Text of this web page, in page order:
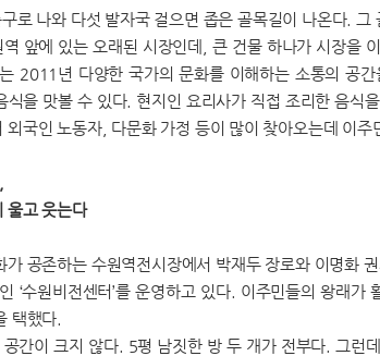
로 나와 다섯 발자국 걸으면 좁은 골목길이 나온다.
앞에 있는 오래된 시장인데, 큰 건물 하나가 시장을
2011년 다양한 국가의 문화를 이해하는 소통의 공
식을 맛볼 수 있다. 현지인 요리사가 직접 조리한 음식
외국인 노동자, 다문화 가정 등이 많이 찾아오는데 이주
울고 웃는다
가 공존하는 수원역전시장에서 박재두 장로와 이명화
‘수원비전센터’를 운영하고 있다. 이주민들의 왕래
택했다.
공간이 크지 않다. 5평 남짓한 방 두 개가 전부다. 그